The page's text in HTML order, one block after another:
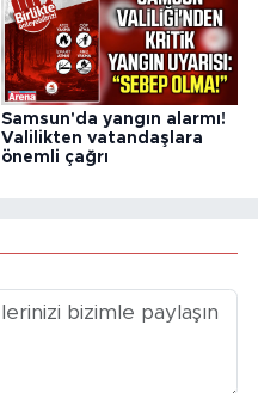
Samsun'da yangın alarmı!
Valilikten vatandaşlara
önemli çağrı